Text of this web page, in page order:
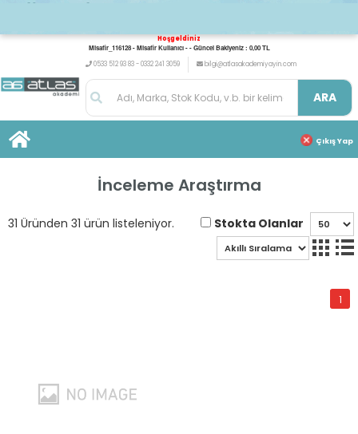
Hoşgeldiniz
Misafir_116128 - Misafir Kullanıcı - - Güncel Bakiyeniz : 0,00 TL
0533 512 93 83 - 0332 241 3059
bilgi@atlasakademiyayin.com
ARA
Çıkış Yap
İnceleme Araştırma
31 Üründen 31 ürün listeleniyor. Stokta Olanlar
1